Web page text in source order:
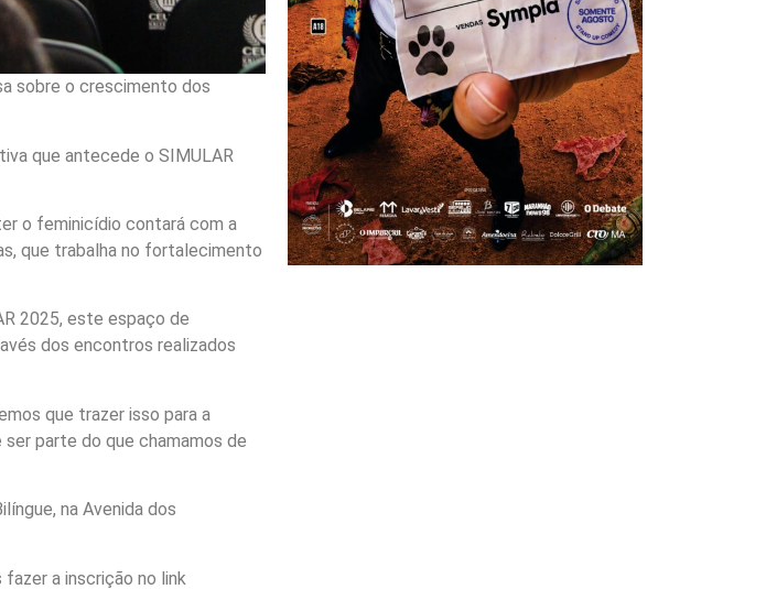
sobre o crescimento dos
que antecede o SIMULAR
o feminicídio contará com a
que trabalha no fortalecimento
2025, este espaço de
dos encontros realizados
que trazer isso para a
ser parte do que chamamos de
na Avenida dos
a inscrição no link